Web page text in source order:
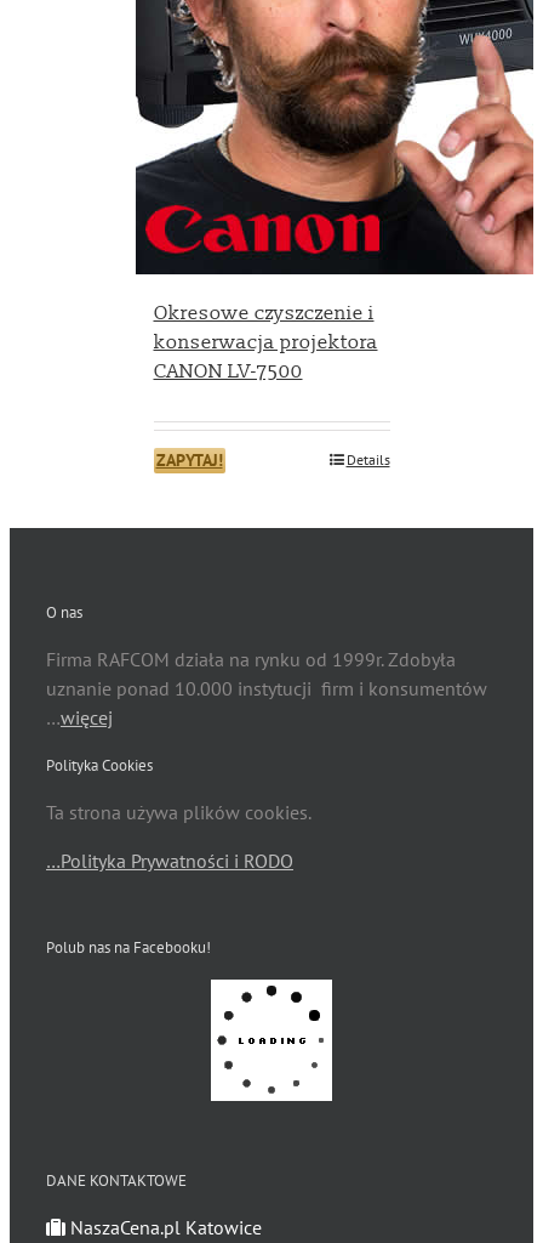
Okresowe czyszczenie i
konserwacja projektora
CANON LV-7500
ZAPYTAJ! Details
O nas
Firma RAFCOM działa na rynku od 1999r. Zdobyła
uznanie ponad 10.000 instytucji firm i konsumentów
…więcej
Polityka Cookies
Ta strona używa plików cookies.
…Polityka Prywatności i RODO
Polub nas na Facebooku!
DANE KONTAKTOWE
NaszaCena.pl Katowice